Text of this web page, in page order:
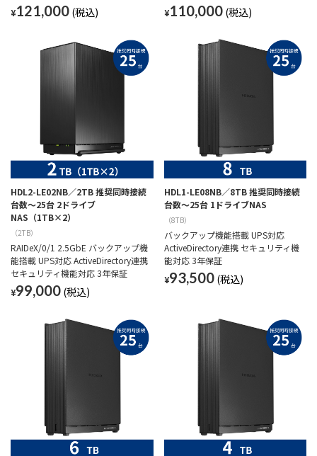
¥121,000
¥110,000
HDL2-LE02NB／2TB 推奨同時接続
台数～25台 2ドライブ
NAS（1TB×2）
（2TB）
RAIDeX/0/1 2.5GbE バックアップ機
能搭載 UPS対応 ActiveDirectory連携
セキュリティ機能対応 3年保証
¥99,000
HDL1-LE08NB／8TB 推奨同時接続
台数～25台 1ドライブNAS
（8TB）
バックアップ機能搭載 UPS対応
ActiveDirectory連携 セキュリティ機
能対応 3年保証
¥93,500